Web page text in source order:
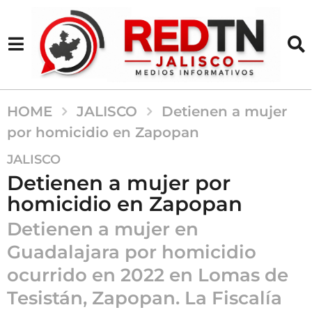
HOME JALISCO
Detienen a mujer
por homicidio en Zapopan
4
m
e
s
e
s
a
g
o
4
JALISCO
Detienen a mujer por
homicidio en Zapopan
Detienen a mujer en
Guadalajara por homicidio
ocurrido en 2022 en Lomas de
Tesistán, Zapopan. La Fiscalía